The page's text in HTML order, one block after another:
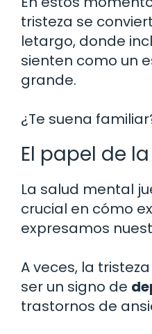
tristeza se
letargo, donde
sienten como un
grande.
¿Te suena
El papel de
La salud mental
crucial en cómo
expresamos
A veces, la
ser un signo de
trastornos de